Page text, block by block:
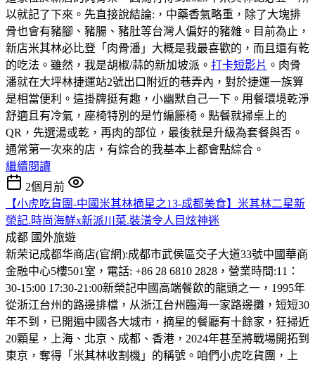
以就記了下來。先直接說結論:，中藥香氣略重，除了大塊排
骨也會有豬腳、豬腸、豬肚等台灣人偏好的豬雜。目前為止，
新店米其林必比登「肉骨潘」大概是我最喜歡的，而且還有乾
的吃法。雖然，我是胡椒/蒜的新加坡派。 打卡短影片 。肉骨
潘就在大坪林捷運站2號出口附近的巷弄內，對於捷運一族算
是相當便利。這掛牌挺有趣，小幽默自己一下。用餐環境乾淨
舒適且有冷氣，座椅特別的是竹編籐椅。點餐就掃桌上的
QR，先選湯或乾，再肉的部位，最後就是升級為套餐與否。
通常第一次來的店，有綜合的我基本上都會點綜合。
繼續閱讀
2個月前
【小虎吃貨團-中國米其林摘星之13-成都美食】米其林二星新
榮記.時尚海鮮x新派川菜.裝潢令人目炫神迷
成都 國外旅遊
新荣记成都华商店(官網):成都市武侯區交子大道33號中國華商
金融中心5樓501室，電話: +86 28 6810 2828，營業時間:11：
30-15:00 17:30-21:00新榮記中國高端餐飲的龍頭之一，1995年
從浙江台州的路邊排檔，从浙江台州臨海一家路邊攤，短短30
年不到，已開遍中國各大城市，摘星的餐廳有十餘家，狂掃近
20顆星，上海、北京、成都、香港，2024年甚至將戰場開拓到
東京，奪得「米其林收割機」的稱號。咱們小虎吃貨團，上